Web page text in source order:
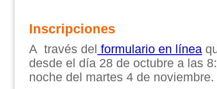
Inscripciones
A través del formulario en línea
desde el día 28 de octubre a las
noche del martes 4 de noviembre.